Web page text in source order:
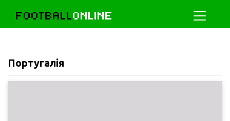
FOOTBALLONLINE
Португалія